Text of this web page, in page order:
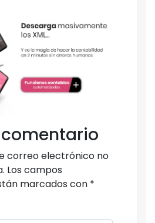
correo electrónico no
Los campos
marcados con *